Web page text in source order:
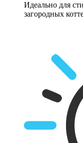
Идеально для
загородных